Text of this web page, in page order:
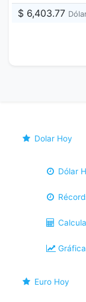
$ 6,403.77
Dolar Hoy
Dólar
Gráfica
Euro Hoy